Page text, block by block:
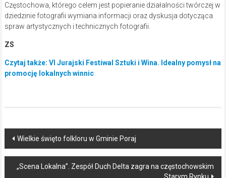
Częstochowa, którego celem jest popieranie działalności twórczej w
dziedzinie fotografii wymiana informacji oraz dyskusja dotycząca
spraw artystycznych i technicznych fotografii.
ZS
Czytaj także: VI Jurajski Festiwal Sztuki i Wina. Idealny pomysł na
promocję lokalnych winnic
Post
navigation
Wielkie święto folkloru w Gminie Poraj
„Scena Lokalna”. Zespół Duch Delta zagra na częstochowskim
Starym Rynku